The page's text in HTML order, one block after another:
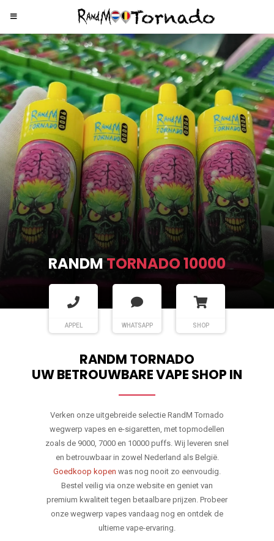
RANDMTORNADO 9000
APPEL WHATSAPP SHOP
RANDM TORNADO
UW BETROUWBARE VAPE SHOP IN
Verken onze uitgebreide selectie RandM Tornado
wegwerp vapes en e-sigaretten, met topmodellen
zoals de 9000, 7000 en 10000 puffs. Wij leveren snel
en betrouwbaar in zowel Nederland als België.
Goedkoop kopen was nog nooit zo eenvoudig.
Bestel veilig via onze website en geniet van
premium kwaliteit tegen betaalbare prijzen. Probeer
onze wegwerp vapes vandaag nog en ontdek de
ultieme vape-ervaring.